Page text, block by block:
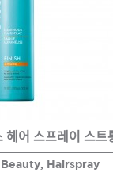
Beauty, Hairspray